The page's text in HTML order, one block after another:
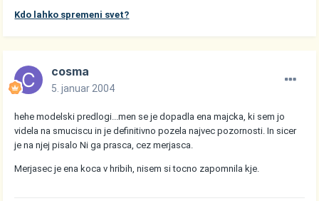
Kdo lahko spremeni svet?
cosma
5. januar 2004
hehe modelski predlogi...men se je dopadla ena majcka, ki sem jo
videla na smuciscu in je definitivno pozela najvec pozornosti. In sicer
je na njej pisalo Ni ga prasca, cez merjasca.
Merjasec je ena koca v hribih, nisem si tocno zapomnila kje.